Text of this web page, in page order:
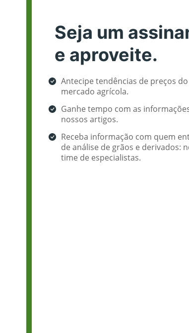
Seja um
e aproveite.
Antecipe tendências de preços do
mercado agrícola.
Ganhe tempo com as
nossos artigos.
Receba informação com quem
de análise de grãos e derivados:
time de especialistas.